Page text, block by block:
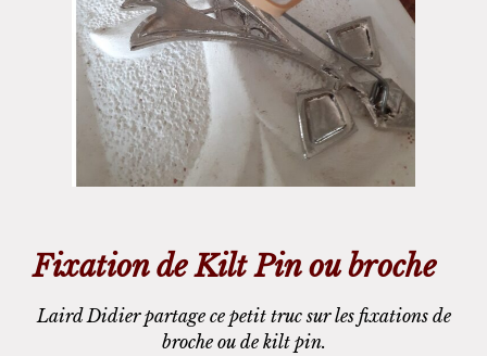
Fixation de Kilt Pin ou broche
Laird Didier partage ce petit truc sur les fixations de
broche ou de kilt pin.​​